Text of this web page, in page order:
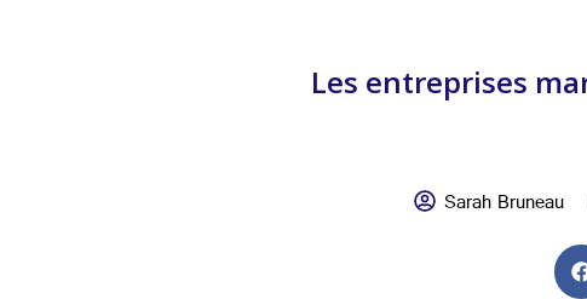
Les entreprises
Sarah Bruneau